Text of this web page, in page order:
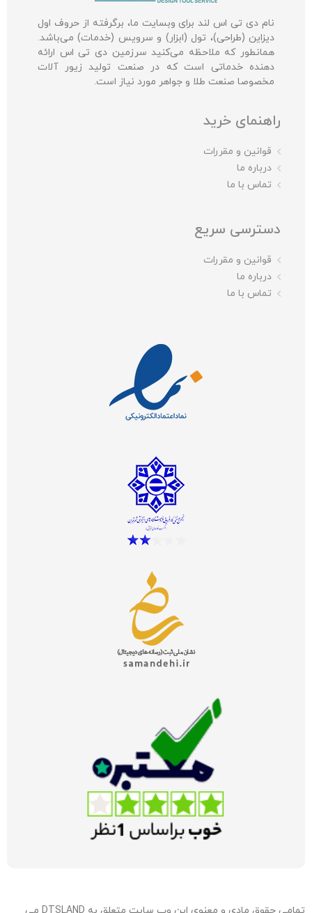
نام دی تی اس لند برای وبسایت ما، برگرفته از حروف اول
دیزاین (طراحی)، تول (ابزار) و سرویس (خدمات) می‌باشد.
همانطور که ملاحظه می‌کنید سرزمین دی تی اس ارائه
دهنده خدماتی است که در صنعت تولید زیور آلات
مخصوصا صنعت طلا و جواهر مورد نیاز است.
راهنمای خرید
قوانین و مقررات
درباره ما
تماس با ما
دسترسی سریع
قوانین و مقررات
درباره ما
تماس با ما